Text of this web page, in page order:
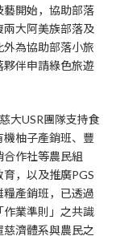
藝開始，協助部落
兩大阿美族部落及
為協助部落小旅
伴申請綠色旅遊
大USR團隊支持食
柚子產銷班、豐
作社等農民組
，以及推廣PGS
產銷班，已透過
業準則」之共識
濟體系與農民之